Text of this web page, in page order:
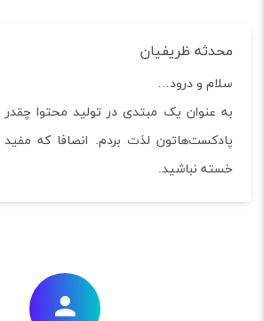
ظریفیان
و درود…
یک مبتدی در تولید محتوا چقدر از
لذت بردم. انصافا که مفید و
نباشید.